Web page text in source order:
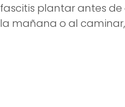
fascitis plantar antes de
la mañana o al